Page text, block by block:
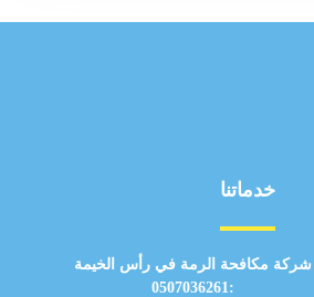
خدماتنا
شركة مكافحة الرمة في رأس الخيمة
:0507036261